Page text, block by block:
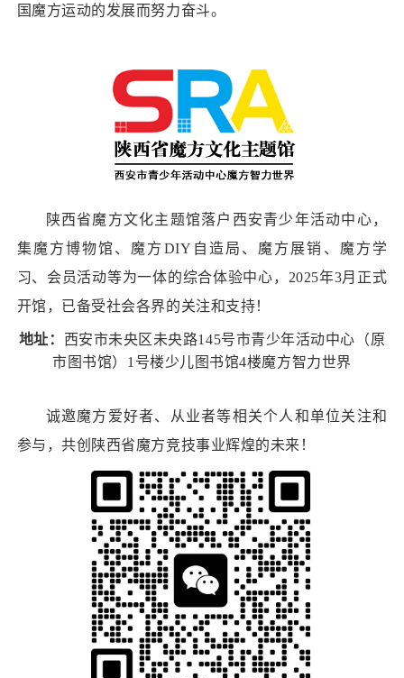
国魔方运动的发展而努力奋斗。
陕西省魔方文化主题馆落户西安青少年活动中心，
集魔方博物馆、魔方DIY自造局、魔方展销、魔方学
习、会员活动等为一体的综合体验中心，2025年3月正式
开馆，已备受社会各界的关注和支持！
地址： 西安市未央区未央路145号市青少年活动中心（原
市图书馆）1号楼少儿图书馆4楼魔方智力世界
诚邀魔方爱好者、从业者等相关个人和单位关注和
参与，共创陕西省魔方竞技事业辉煌的未来！